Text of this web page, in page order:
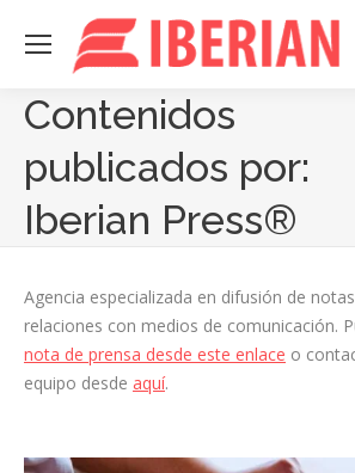
Contenidos
publicados por:
Iberian Press®
Agencia especializada en difusión de
relaciones con medios de comunicación.
nota de prensa desde este enlace o
equipo desde aquí.